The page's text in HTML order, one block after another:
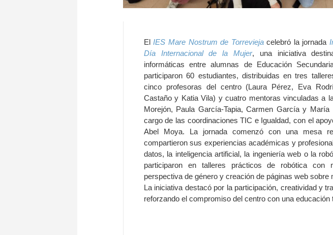
El IES Mare Nostrum de Torreviejacelebró la jornada
Día Internacional de la Mujer, una iniciativa
informáticas entre alumnas de Educación
participaron 60 estudiantes, distribuidas en tres
cinco profesoras del centro (Laura Pérez, Eva
Castaño y Katia Vila) y cuatro mentoras vinculadas a
Morejón, Paula García-Tapia, Carmen García y
cargo de las coordinaciones TIC e Igualdad, con el
Abel Moya. La jornada comenzó con una mesa
compartieron sus experiencias académicas y
datos, la inteligencia artificial, la ingeniería web o la
participaron en talleres prácticos de robótica con
perspectiva de género y creación de páginas web
La iniciativa destacó por la participación, creatividad y
reforzando el compromiso del centro con una